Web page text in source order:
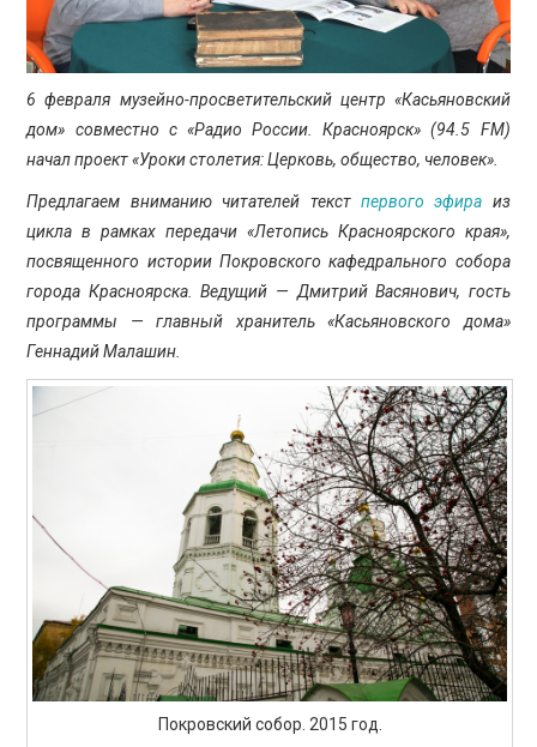
6 февраля музейно-просветительский центр «Касьяновский
дом» совместно с «Радио России. Красноярск» (94.5 FM)
начал проект «Уроки столетия: Церковь, общество, человек».
Предлагаем вниманию читателей текст первого эфира из
цикла в рамках передачи «Летопись Красноярского края»,
посвященного истории Покровского кафедрального собора
города Красноярска. Ведущий — Дмитрий Васянович, гость
программы — главный хранитель «Касьяновского дома»
Геннадий Малашин.
Покровский собор. 2015 год.